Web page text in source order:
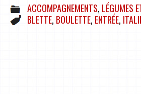
ACCOMPAGNEMENTS, LÉGUMES
BLETTE, BOULETTE, ENTRÉE,